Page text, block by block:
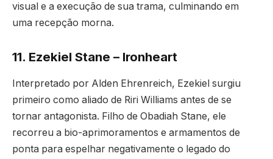
visual e a execução de sua trama, culminando em
uma recepção morna.
11. Ezekiel Stane – Ironheart
Interpretado por Alden Ehrenreich, Ezekiel surgiu
primeiro como aliado de Riri Williams antes de se
tornar antagonista. Filho de Obadiah Stane, ele
recorreu a bio-aprimoramentos e armamentos de
ponta para espelhar negativamente o legado do